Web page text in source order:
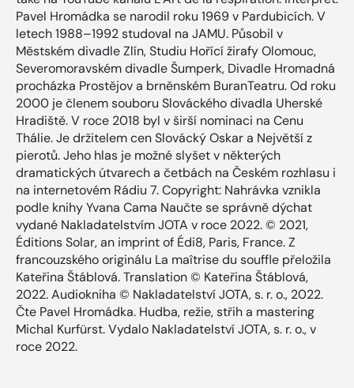
Pavel Hromádka se narodil roku 1969 v Pardubicích. V
letech 1988–1992 studoval na JAMU. Působil v
Městském divadle Zlín, Studiu Hořící žirafy Olomouc,
Severomoravském divadle Šumperk, Divadle Hromadná
procházka Prostějov a brněnském BuranTeatru. Od roku
2000 je členem souboru Slováckého divadla Uherské
Hradiště. V roce 2018 byl v širší nominaci na Cenu
Thálie. Je držitelem cen Slovácký Oskar a Největší z
pierotů. Jeho hlas je možné slyšet v některých
dramatických útvarech a četbách na Českém rozhlasu i
na internetovém Rádiu 7. Copyright: Nahrávka vznikla
podle knihy Yvana Cama Naučte se správně dýchat
vydané Nakladatelstvím JOTA v roce 2022. © 2021,
Éditions Solar, an imprint of Édi8, Paris, France. Z
francouzského originálu La maîtrise du souffle přeložila
Kateřina Štáblová. Translation © Kateřina Štáblová,
2022. Audiokniha © Nakladatelství JOTA, s. r. o., 2022.
Čte Pavel Hromádka. Hudba, režie, střih a mastering
Michal Kurfürst. Vydalo Nakladatelství JOTA, s. r. o., v
roce 2022.